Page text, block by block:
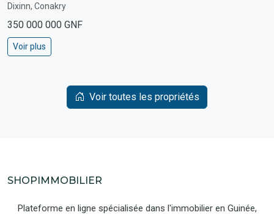
Dixinn, Conakry
350 000 000 GNF
Voir plus
Voir toutes les propriétés
SHOPIMMOBILIER
Plateforme en ligne spécialisée dans l'immobilier en Guinée,